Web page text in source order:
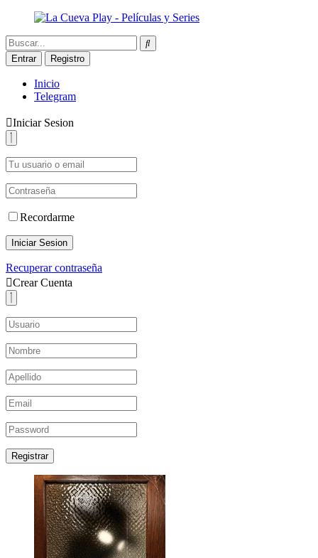
Entrar Registro
Inicio
Telegram
Iniciar Sesion
Recordarme
Iniciar Sesion
Recuperar contraseña
Crear Cuenta
Registrar